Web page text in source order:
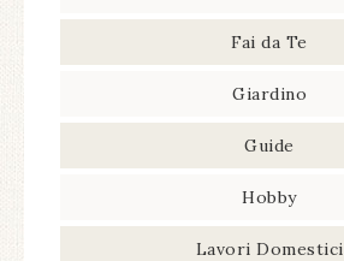
Fai da Te
Giardino
Guide
Hobby
Lavori Domestici